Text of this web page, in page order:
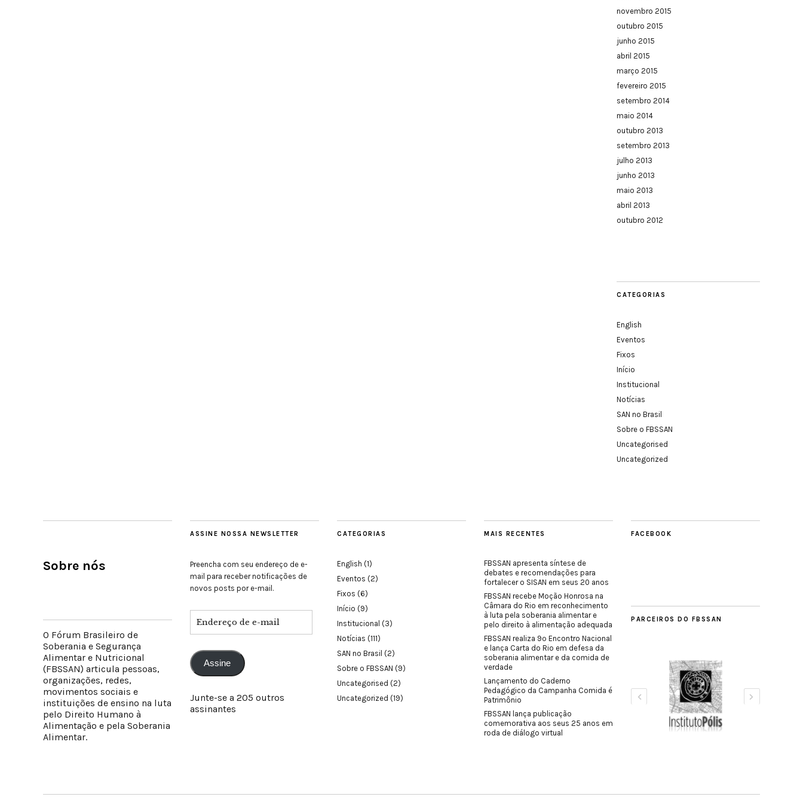
novembro 2015
outubro 2015
junho 2015
abril 2015
março 2015
fevereiro 2015
setembro 2014
maio 2014
outubro 2013
setembro 2013
julho 2013
junho 2013
maio 2013
abril 2013
outubro 2012
CATEGORIAS
English
Eventos
Fixos
Início
Institucional
Notícias
SAN no Brasil
Sobre o FBSSAN
Uncategorised
Uncategorized
Sobre nós
O Fórum Brasileiro de
Soberania e Segurança
Alimentar e Nutricional
(FBSSAN) articula pessoas,
organizações, redes,
movimentos sociais e
instituições de ensino na luta
pelo Direito Humano à
Alimentação e pela Soberania
Alimentar.
ASSINE NOSSA NEWSLETTER
Preencha com seu endereço de e-
mail para receber notificações de
novos posts por e-mail.
Assine
Junte-se a 205 outros
assinantes
CATEGORIAS
English (1)
Eventos (2)
Fixos (6)
Início (9)
Institucional (3)
Notícias (111)
SAN no Brasil (2)
Sobre o FBSSAN (9)
Uncategorised (2)
Uncategorized (19)
MAIS RECENTES
FBSSAN apresenta síntese de
debates e recomendações para
fortalecer o SISAN em seus 20 anos
FBSSAN recebe Moção Honrosa na
Câmara do Rio em reconhecimento
à luta pela soberania alimentar e
pelo direito à alimentação adequada
FBSSAN realiza 9º Encontro Nacional
e lança Carta do Rio em defesa da
soberania alimentar e da comida de
verdade
Lançamento do Caderno
Pedagógico da Campanha Comida é
Patrimônio
FBSSAN lança publicação
comemorativa aos seus 25 anos em
roda de diálogo virtual
FACEBOOK
PARCEIROS DO FBSSAN